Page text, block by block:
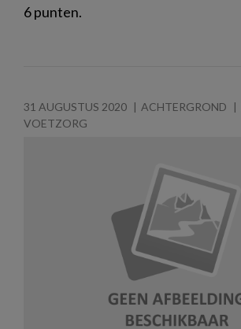
6 punten.
31 AUGUSTUS 2020 ACHTERGROND
VOETZORG